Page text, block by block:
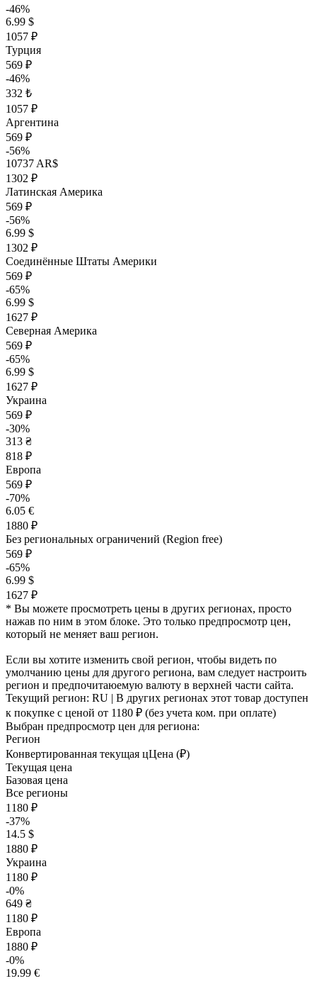
-46%
6.99 $
1057 ₽
Турция
569 ₽
-46%
332 ₺
1057 ₽
Аргентина
569 ₽
-56%
10737 AR$
1302 ₽
Латинская Америка
569 ₽
-56%
6.99 $
1302 ₽
Соединённые Штаты Америки
569 ₽
-65%
6.99 $
1627 ₽
Северная Америка
569 ₽
-65%
6.99 $
1627 ₽
Украина
569 ₽
-30%
313 ₴
818 ₽
Европа
569 ₽
-70%
6.05 €
1880 ₽
Без региональных ограничений (Region free)
569 ₽
-65%
6.99 $
1627 ₽
* Вы можете просмотреть цены в других регионах, просто
нажав по ним в этом блоке. Это только предпросмотр цен,
который не меняет ваш регион.
Если вы хотите изменить свой регион, чтобы видеть по
умолчанию цены для другого региона, вам следует настроить
регион и предпочитаюемую валюту в верхней части сайта.
Текущий регион: RU | В других регионах этот товар доступен
к покупке с ценой от 1180 ₽ (без учета ком. при оплате)
Выбран предпросмотр цен для региона:
Регион
Конвертированная текущая цЦена (₽)
Текущая цена
Базовая цена
Все регионы
1180 ₽
-37%
14.5 $
1880 ₽
Украина
1180 ₽
-0%
649 ₴
1180 ₽
Европа
1880 ₽
-0%
19.99 €